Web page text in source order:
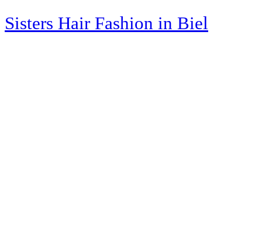
Sisters Hair Fashion in Biel